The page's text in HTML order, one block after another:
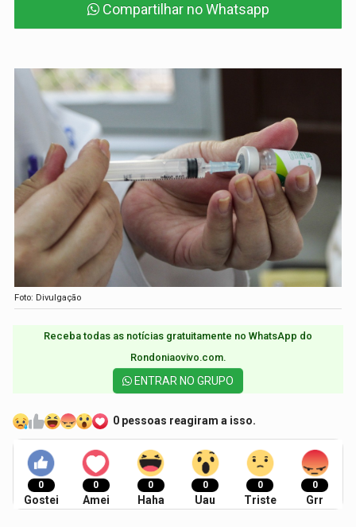
Compartilhar no Whatsapp
Foto: Divulgação
Receba todas as notícias gratuitamente no WhatsApp do
Rondoniaovivo.com.​
ENTRAR NO GRUPO
0 pessoas reagiram a isso.
0
Gostei
0
Amei
0
Haha
0
Uau
0
Triste
0
Grr